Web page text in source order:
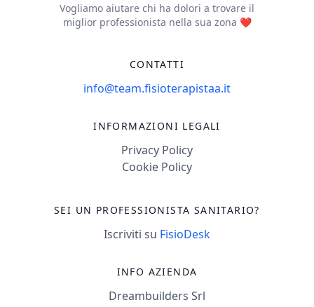
Vogliamo aiutare chi ha dolori a trovare il
miglior professionista nella sua zona ❤️
CONTATTI
info@team.fisioterapistaa.it
INFORMAZIONI LEGALI
Privacy Policy
Cookie Policy
SEI UN PROFESSIONISTA SANITARIO?
Iscriviti su FisioDesk
INFO AZIENDA
Dreambuilders Srl